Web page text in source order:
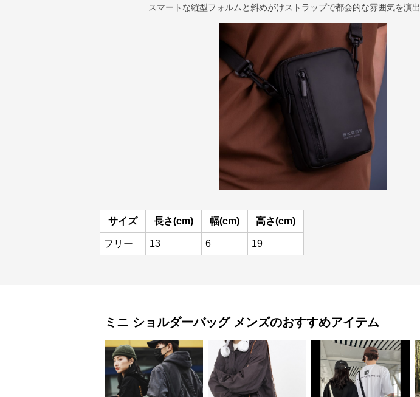
スマートな縦型フォルムと斜めがけストラップで都会的な雰囲気を演出
サイズ 長さ(cm) 幅(cm) 高さ(cm)
フリー 13 6 19
ミニ ショルダーバッグ メンズのおすすめアイテム